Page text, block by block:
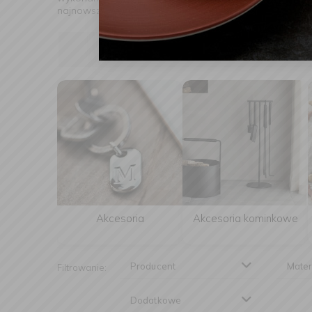
najnowszych trendów, ale jednocześnie pozostający
Akcesoria Akcesoria kominkowe
Filtrowanie: Producent
Dodatkowe